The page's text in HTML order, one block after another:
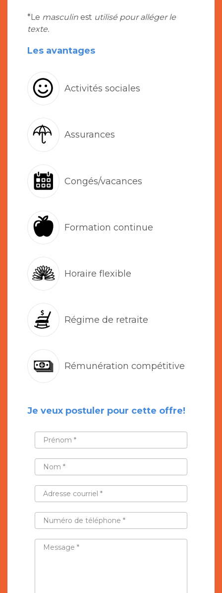
*Le masculin est utilisé pour alléger le
texte.
Les avantages
Activités sociales
Assurances
Congés/vacances
Formation continue
Horaire flexible
Régime de retraite
Rémunération compétitive
Je veux postuler pour cette offre!
PRÉNOM
NOM
ADRESSE
COURRIEL
*
NUMÉRO
TÉLÉPHONE
*MESSAGE